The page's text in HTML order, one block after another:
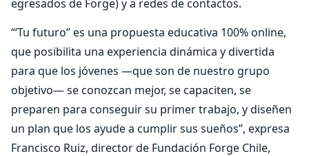
egresados de Forge) y a redes de contactos.
“‘Tu futuro” es una propuesta educativa 100% online,
que posibilita una experiencia dinámica y divertida
para que los jóvenes —que son de nuestro grupo
objetivo— se conozcan mejor, se capaciten, se
preparen para conseguir su primer trabajo, y diseñen
un plan que los ayude a cumplir sus sueños”, expresa
Francisco Ruiz, director de Fundación Forge Chile,